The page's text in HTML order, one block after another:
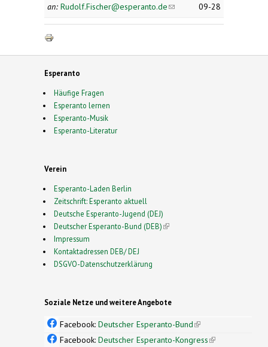
an: Rudolf.Fischer@esperanto.de(link sends e-
09-28
Esperanto
Häufige Fragen
Esperanto lernen
Esperanto-Musik
Esperanto-Literatur
Verein
Esperanto-Laden Berlin
Zeitschrift: Esperanto aktuell
Deutsche Esperanto-Jugend (DEJ)
Deutscher Esperanto-Bund (DEB)(link is external)
Impressum
Kontaktadressen DEB/ DEJ
DSGVO-Datenschutzerklärung
Soziale Netze und weitere Angebote
Facebook: Deutscher Esperanto-Bund(link is
external)
Facebook: Deutscher Esperanto-Kongress(link is